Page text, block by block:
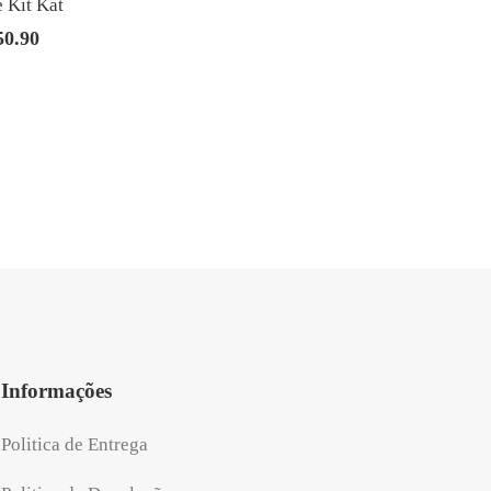
Kit Kat
O
Informações
Politica de Entrega